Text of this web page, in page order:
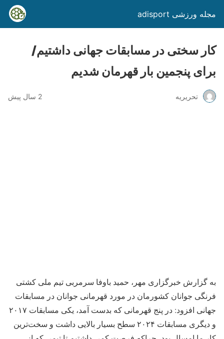
مجله ورزشی adisport
کار سختی در مسابقات جهانی داشتیم/
برای پنجمین بار قهرمان شدیم
تحریریه 2 سال پیش
به گزارش خبرگزاری مهر، حمید باوفا سرمربی تیم ملی کشتی
فرنگی جوانان کشورمان در مورد قهرمانی جوانان در مسابقات
جهانی افزود: در پنج قهرمانی که بدست آمد، یکی مسابقات ۲۰۱۷
و دیگری مسابقات ۲۰۲۴ سطح بسیار بالایی داشت و سخت‌ترین